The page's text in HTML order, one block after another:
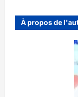
À propos de